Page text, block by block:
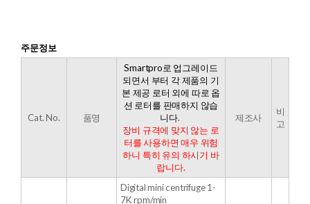
주문정보
Cat. No. 품명
Smartpro로 업그레이드
되면서 부터 각 제품의 기
본 제공 로터 외에 따로 옵
션 로터를 판매하지 않습
니다.
장비 규격에 맞지 않는 로
터를 사용하면 매우 위험
하니 특히 유의 하시기 바
랍니다.
제조사
비
고
Digital mini centrifuge 1-
7K rpm/min